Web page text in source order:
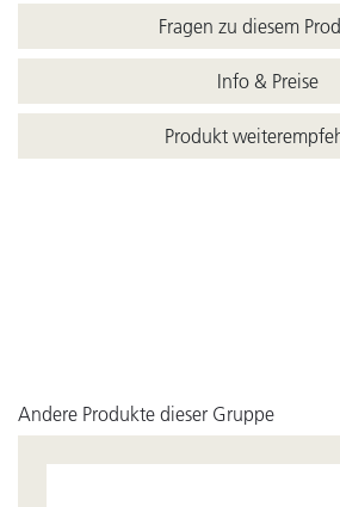
Fragen zu diesem
Info & Preise
Produkt
Andere Produkte dieser Gruppe